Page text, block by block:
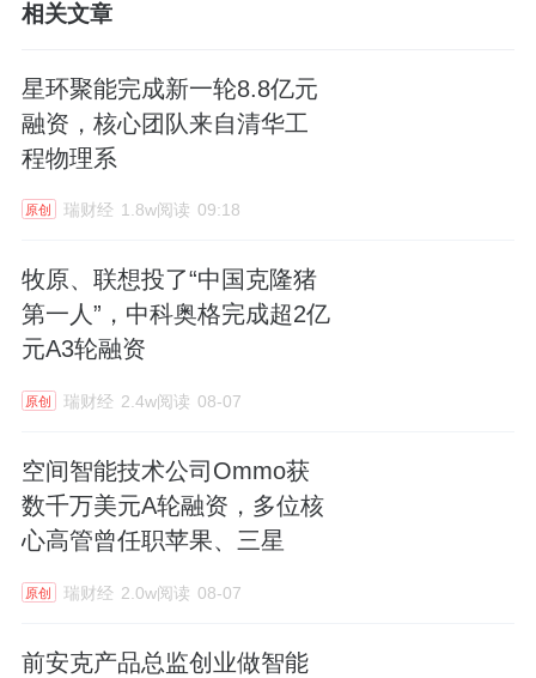
相关文章
星环聚能完成新一轮8.8亿元
融资，核心团队来自清华工
程物理系
原创 瑞财经 1.8w阅读 09:18
牧原、联想投了“中国克隆猪
第一人”，中科奥格完成超2亿
元A3轮融资
原创 瑞财经 2.4w阅读 08-07
空间智能技术公司Ommo获
数千万美元A轮融资，多位核
心高管曾任职苹果、三星
原创 瑞财经 2.0w阅读 08-07
前安克产品总监创业做智能